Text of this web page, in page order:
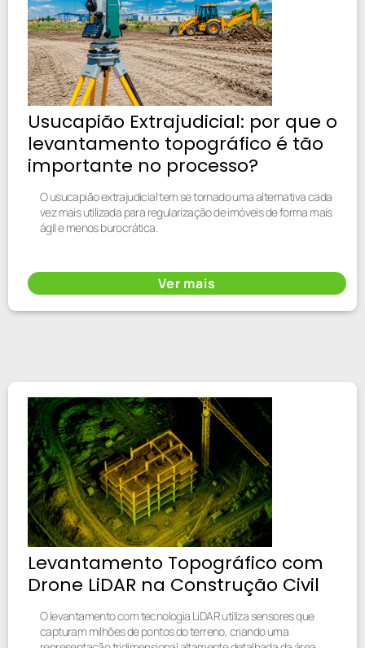
Usucapião Extrajudicial: por que o
levantamento topográfico é tão
importante no processo?
O usucapião extrajudicial tem se tornado uma alternativa cada
vez mais utilizada para regularização de imóveis de forma mais
ágil e menos burocrática.
Ver mais
Levantamento Topográfico com
Drone LiDAR na Construção Civil
O levantamento com tecnologia LiDAR utiliza sensores que
capturam milhões de pontos do terreno, criando uma